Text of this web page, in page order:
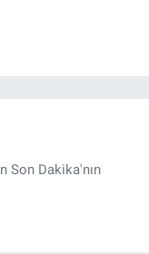
Son Dakika'nın